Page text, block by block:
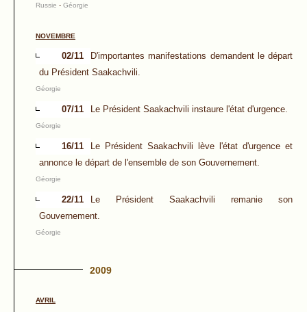
Russie - Géorgie
NOVEMBRE
02/11
D'importantes manifestations demandent le départ
du Président Saakachvili.
Géorgie
07/11 Le Président Saakachvili instaure l'état d'urgence.
Géorgie
16/11
Le Président Saakachvili lève l'état d'urgence et
annonce le départ de l'ensemble de son Gouvernement.
Géorgie
22/11
Le Président Saakachvili remanie son
Gouvernement.
Géorgie
2009
AVRIL